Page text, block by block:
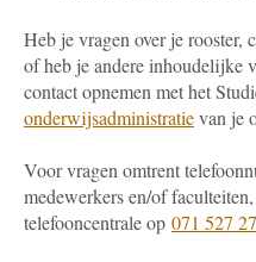
Heb je vragen over je
of heb je andere inhoudelijke
contact opnemen met het
onderwijsadministratievan je
Voor vragen omtrent
medewerkers en/of
telefooncentrale op 071 527